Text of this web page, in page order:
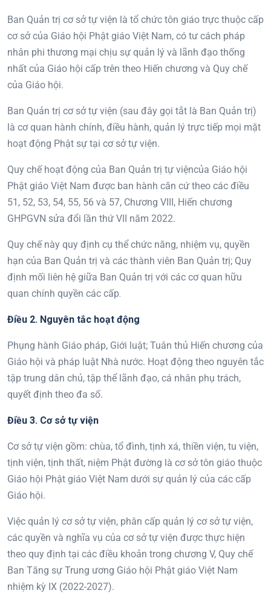
Ban Quản trị cơ sở tự viện là tổ chức tôn giáo trực thuộc cấp
cơ sở của Giáo hội Phật giáo Việt Nam, có tư cách pháp
nhân phi thương mại chịu sự quản lý và lãnh đạo thống
nhất của Giáo hội cấp trên theo Hiến chương và Quy chế
của Giáo hội.
Ban Quản trị cơ sở tự viện (sau đây gọi tắt là Ban Quản trị)
là cơ quan hành chính, điều hành, quản lý trực tiếp mọi mặt
hoạt động Phật sự tại cơ sở tự viện.
Quy chế hoạt động của Ban Quản trị tự việncủa Giáo hội
Phật giáo Việt Nam được ban hành căn cứ theo các điều
51, 52, 53, 54, 55, 56 và 57, Chương VIII, Hiến chương
GHPGVN sửa đổi lần thứ VII năm 2022.
Quy chế này quy định cụ thể chức năng, nhiệm vụ, quyền
hạn của Ban Quản trị và các thành viên Ban Quản trị; Quy
định mối liên hệ giữa Ban Quản trị với các cơ quan hữu
quan chính quyền các cấp
Điều 2. Nguyên tắc hoạt động
Phụng hành Giáo pháp, Giới luật; Tuân thủ Hiến chương của
Giáo hội và pháp luật Nhà nước. Hoạt động theo nguyên tắc
tập trung dân chủ, tập thể lãnh đạo, cá nhân phụ trách,
quyết định theo đa số.
Điều 3. Cơ sở tự viện
Cơ sở tự viện gồm: chùa, tổ đình, tịnh xá, thiền viện, tu viện,
tịnh viện, tịnh thất, niệm Phật đường là cơ sở tôn giáo thuộc
Giáo hội Phật giáo Việt Nam dưới sự quản lý của các cấp
Giáo hội.
Việc quản lý cơ sở tự viện, phân cấp quản lý cơ sở tự viện,
các quyền và nghĩa vụ của cơ sở tự viện được thực hiện
theo quy định tại các điều khoản trong chương V, Quy chế
Ban Tăng sự Trung ương Giáo hội Phật giáo Việt Nam
nhiệm kỳ IX (2022-2027).